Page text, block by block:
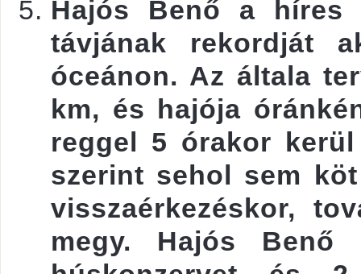
Hajós Benő a híres
távjának rekordját
óceánon. Az általa
km, és hajója
reggel 5 órakor
szerint sehol sem
visszaérkezéskor,
megy. Hajós Benő